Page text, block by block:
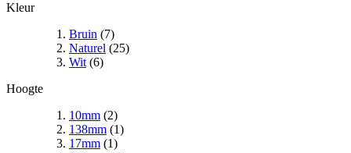
Kleur
Bruin (7)
Naturel (25)
Wit (6)
Hoogte
10mm (2)
138mm (1)
17mm (1)